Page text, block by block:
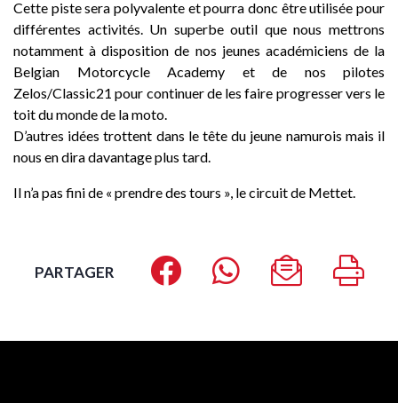
Cette piste sera polyvalente et pourra donc être utilisée pour
différentes activités. Un superbe outil que nous mettrons
notamment à disposition de nos jeunes académiciens de la
Belgian Motorcycle Academy et de nos pilotes
Zelos/Classic21 pour continuer de les faire progresser vers le
toit du monde de la moto.
D’autres idées trottent dans le tête du jeune namurois mais il
nous en dira davantage plus tard.
Il n’a pas fini de « prendre des tours », le circuit de Mettet.
PARTAGER